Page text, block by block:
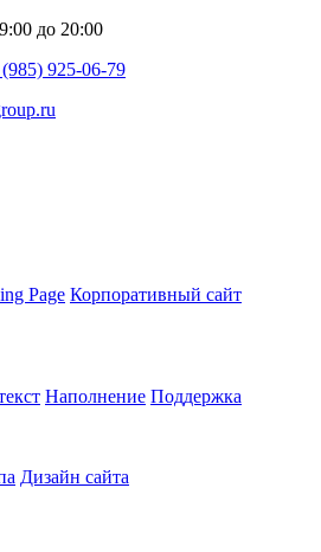
до 20:00
925-06-79
Page Корпоративный сайт
Наполнение Поддержка
Дизайн сайта